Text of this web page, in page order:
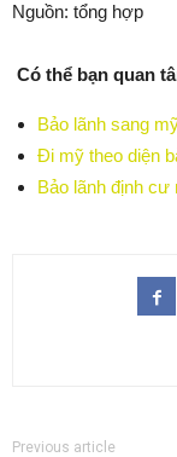
Nguồn: tổng hợp
Có thể bạn quan
Bảo lãnh sang
Đi mỹ theo diện
Bảo lãnh định cư
Previous article